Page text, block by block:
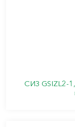
СИЗ GSIZL2-